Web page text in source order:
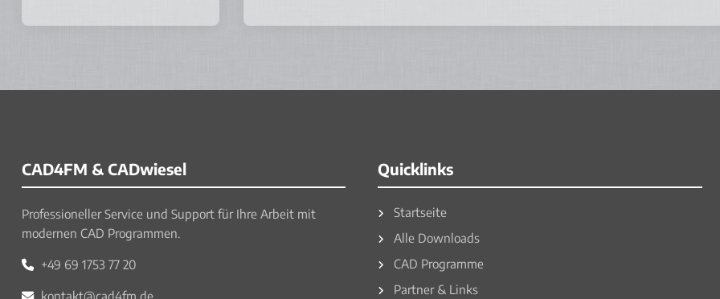
CAD4FM & CADwiesel
Professioneller Service und Support für Ihre Arbeit mit
modernen CAD Programmen.
+49 69 1753 77 20
kontakt@cad4fm.de
Quicklinks
Startseite
Alle Downloads
CAD Programme
Partner & Links